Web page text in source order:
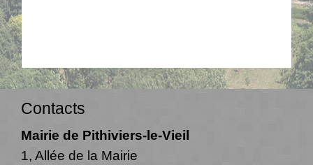
Contacts
Mairie de Pithiviers-le-Vieil
1, Allée de la Mairie